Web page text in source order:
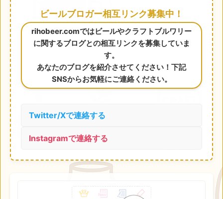
ビールブロガー相互リンク募集中！
rihobeer.comではビールやクラフトブルワリー
に関するブログとの相互リンクを募集していま
す。
あなたのブログを紹介させてください！下記
SNSからお気軽にご連絡ください。
Twitter/Xで連絡する
Instagramで連絡する